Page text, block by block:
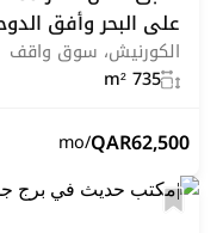
على البحر وأفق
الكورنيش، سوق واقف
735 m²
62,500
QAR
/mo